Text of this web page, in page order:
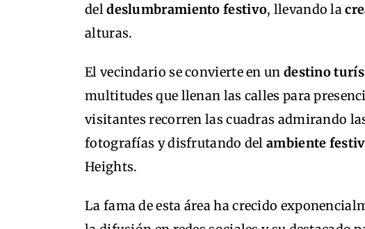
deldeslumbramiento festivo, llevando la
alturas.
El vecindario se convierte en un destino
multitudes que llenan las calles para
visitantes recorren las cuadras admirando
fotografías y disfrutando delambiente
Heights.
La fama de esta área ha crecido